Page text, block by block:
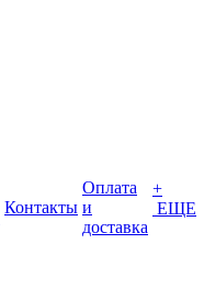
Контакты
Оплата
и
доставка
+
ЕЩЕ